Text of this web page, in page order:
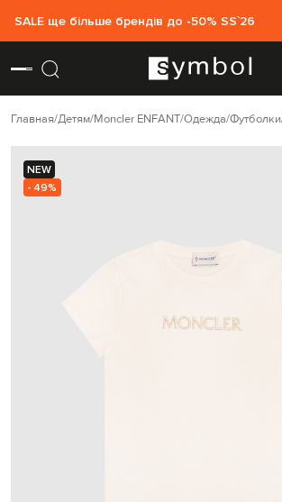
SALE ще більше брендів до -50% SS`26
Главная Детям Moncler ENFANT Одежда Футболки
NEW
- 49%